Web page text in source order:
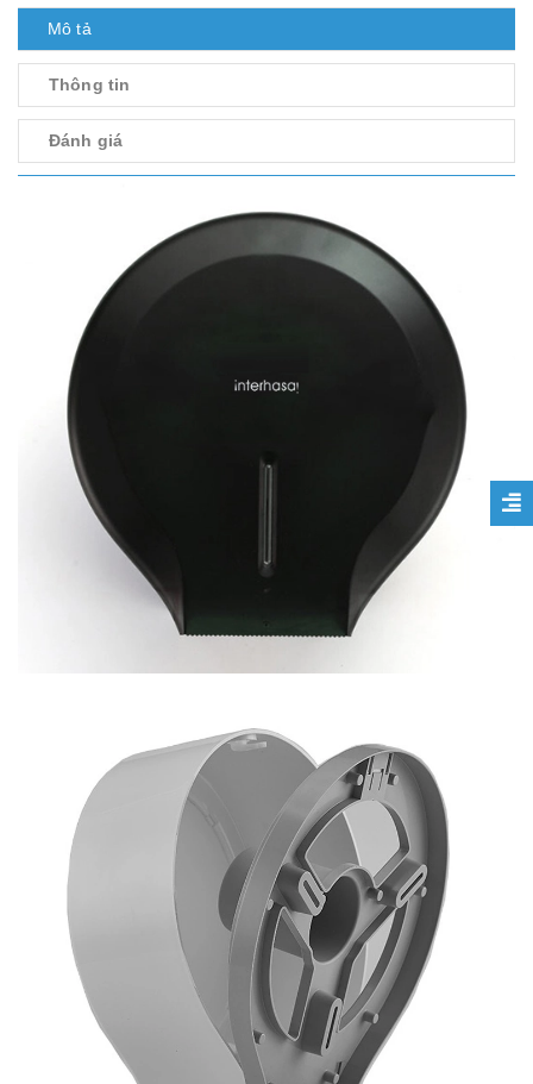
Mô tả
Thông tin
Đánh giá